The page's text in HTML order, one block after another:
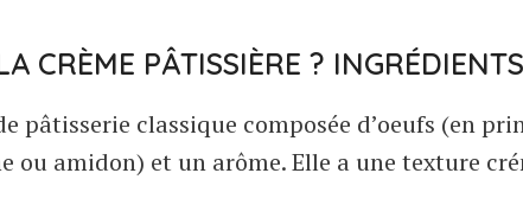
CRÈME PÂTISSIÈRE ?
pâtisserie classique composée d’oeufs (en
amidon) et un arôme. Elle a une texture